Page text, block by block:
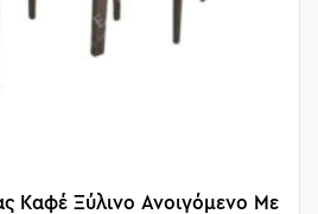
Καφέ Ξύλινο Ανοιγόμενο Με